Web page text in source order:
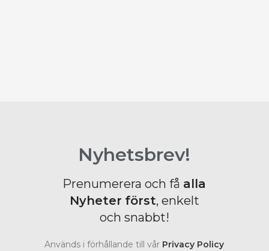
Nyhetsbrev!
Prenumerera och få alla
Nyheter först, enkelt
och snabbt!
Används i förhållande till vår Privacy Policy